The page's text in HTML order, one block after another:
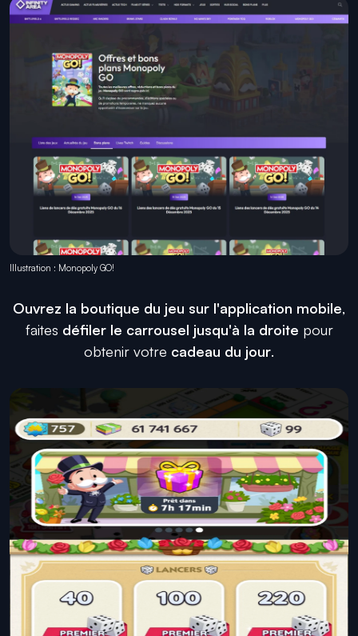
Illustration : Monopoly GO!
Ouvrez la boutique du jeu sur l'application mobile,
faites défiler le carrousel jusqu'à la droite pour
obtenir votre cadeau du jour.